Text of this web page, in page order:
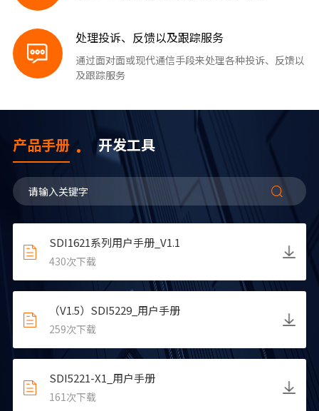
处理投诉、反馈以及跟踪服务
通过面对面或现代通信手段来处理各种投诉、反馈以
及跟踪服务
产品手册 开发工具
SDI1621系列用户手册_V1.1
430次下载
（V1.5）SDI5229_用户手册
259次下载
SDI5221-X1_用户手册
161次下载